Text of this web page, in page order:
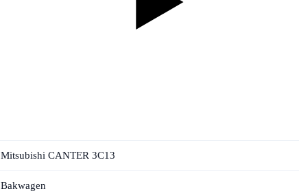
Mitsubishi CANTER 3C13
Bakwagen